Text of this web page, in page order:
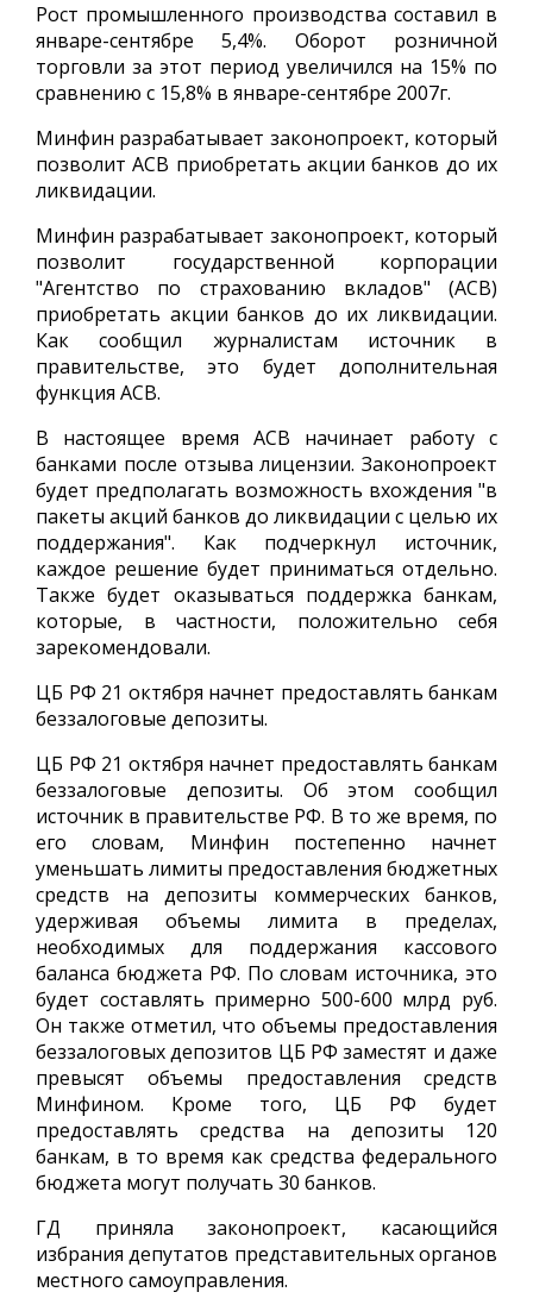
Рост промышленного производства составил в
январе-сентябре 5,4%. Оборот розничной
торговли за этот период увеличился на 15% по
сравнению с 15,8% в январе-сентябре 2007г.
Минфин разрабатывает законопроект, который
позволит АСВ приобретать акции банков до их
ликвидации.
Минфин разрабатывает законопроект, который
позволит государственной корпорации
"Агентство по страхованию вкладов" (АСВ)
приобретать акции банков до их ликвидации.
Как сообщил журналистам источник в
правительстве, это будет дополнительная
функция АСВ.
В настоящее время АСВ начинает работу с
банками после отзыва лицензии. Законопроект
будет предполагать возможность вхождения "в
пакеты акций банков до ликвидации с целью их
поддержания". Как подчеркнул источник,
каждое решение будет приниматься отдельно.
Также будет оказываться поддержка банкам,
которые, в частности, положительно себя
зарекомендовали.
ЦБ РФ 21 октября начнет предоставлять банкам
беззалоговые депозиты.
ЦБ РФ 21 октября начнет предоставлять банкам
беззалоговые депозиты. Об этом сообщил
источник в правительстве РФ. В то же время, по
его словам, Минфин постепенно начнет
уменьшать лимиты предоставления бюджетных
средств на депозиты коммерческих банков,
удерживая объемы лимита в пределах,
необходимых для поддержания кассового
баланса бюджета РФ. По словам источника, это
будет составлять примерно 500-600 млрд руб.
Он также отметил, что объемы предоставления
беззалоговых депозитов ЦБ РФ заместят и даже
превысят объемы предоставления средств
Минфином. Кроме того, ЦБ РФ будет
предоставлять средства на депозиты 120
банкам, в то время как средства федерального
бюджета могут получать 30 банков.
ГД приняла законопроект, касающийся
избрания депутатов представительных органов
местного самоуправления.